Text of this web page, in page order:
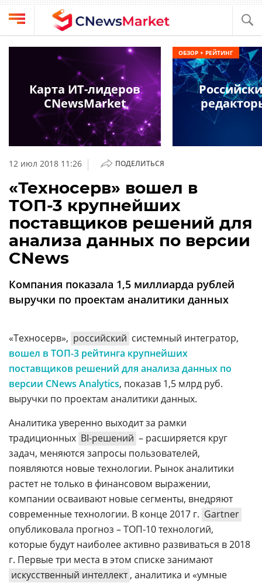
Выбрать
провайдера
Компании
обзоры
кабинет
проекте
CNews
Аналитика
Конференции
ТВ
Об
издании
Реклама
Вакансии
Контакты
Max
Telegram
VK
Rutube
CNews
Конференции
Техника
12 июл 2018 11:26 | ПОДЕЛИТЬСЯ
«Техносерв» вошел в
ТОП-3 крупнейших
поставщиков решений для
анализа данных по версии
CNews
Компания показала 1,5 миллиарда рублей
выручки по проектам аналитики данных
«Техносерв», российский системный интегратор,
вошел в ТОП-3 рейтинга крупнейших
поставщиков решений для анализа данных по
версии CNews Analytics, показав 1,5 млрд руб.
выручки по проектам аналитики данных.
Аналитика уверенно выходит за рамки
традиционных BI-решений – расширяется круг
задач, меняются запросы пользователей,
появляются новые технологии. Рынок аналитики
растет не только в финансовом выражении,
компании осваивают новые сегменты, внедряют
современные технологии. В конце 2017 г. Gartner
опубликовала прогноз – ТОП-10 технологий,
которые будут наиболее активно развиваться в 2018
г. Первые три места в этом списке занимают
искусственный интеллект , аналитика и «умные
Карта ИТ-лидеров
CNewsMarket
ОБЗОР + РЕЙТИНГ